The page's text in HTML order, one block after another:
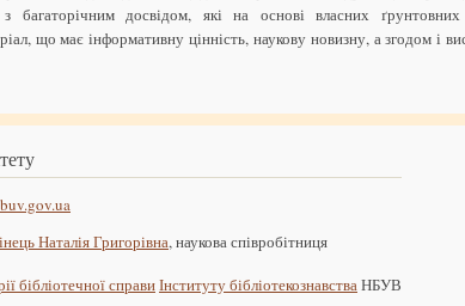
з багаторічним досвідом, які на основі власних ґрунтовних
що має інформативну цінність, наукову новизну, а згодом і
Наталія Григорівна, наукова співробітниця
бібліотечної справиІнституту бібліотекознавстваНБУВ